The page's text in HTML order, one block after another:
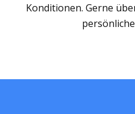
Konditionen. Gerne